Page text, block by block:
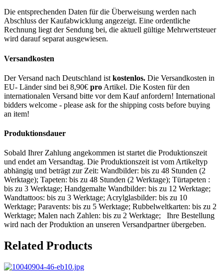
Die entsprechenden Daten für die Überweisung werden nach
Abschluss der Kaufabwicklung angezeigt. Eine ordentliche
Rechnung liegt der Sendung bei, die aktuell gültige Mehrwertsteuer
wird darauf separat ausgewiesen.
Versandkosten
Der Versand nach Deutschland ist kostenlos. Die Versandkosten in
EU- Länder sind bei 8,90€ pro Artikel. Die Kosten für den
internationalen Versand bitte vor dem Kauf anfordern! International
bidders welcome - please ask for the shipping costs before buying
an item!
Produktionsdauer
Sobald Ihrer Zahlung angekommen ist startet die Produktionszeit
und endet am Versandtag. Die Produktionszeit ist vom Artikeltyp
abhängig und beträgt zur Zeit: Wandbilder: bis zu 48 Stunden (2
Werktage); Tapeten: bis zu 48 Stunden (2 Werktage); Türtapeten :
bis zu 3 Werktage; Handgemalte Wandbilder: bis zu 12 Werktage;
Wandtattoos: bis zu 3 Werktage; Acrylglasbilder: bis zu 10
Werktage; Paravents: bis zu 5 Werktage; Rubbelweltkarten: bis zu 2
Werktage; Malen nach Zahlen: bis zu 2 Werktage; Ihre Bestellung
wird nach der Produktion an unseren Versandpartner übergeben.
Related Products